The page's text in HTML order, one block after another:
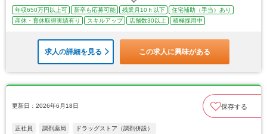
年収650万円以上可 新卒も応募可能 残業月10ｈ以下
住宅補助（手当）あり
産休・育休取得実績有り
スキルアップ 店舗数30以上 積極採用中
求人の詳細を見る この求人に興味がある
更新日：2026年6月18日 保存する
正社員 調剤薬局 ドラッグストア（調剤併設）